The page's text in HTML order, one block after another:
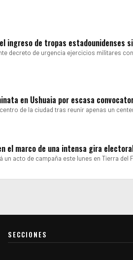
ingreso de tropas estadounidenses
decreto de urgencia ejercicios militares
en Ushuaia por escasa
de la ciudad tras reunir apenas un
el marco de una intensa gira
un acto de campaña este lunes en Tierra
SECCIONES